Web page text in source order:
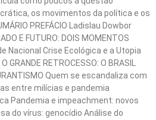
os movimentos da política e os
PREFÁCIO Ladislau Dowbor
E FUTURO: DOIS MOMENTOS
Nacional Crise Ecológica e a Utopia
GRANDE RETROCESSO: O BRASIL
Quem se escandaliza com
entre milícias e pandemia
Pandemia e impeachment: novos
do vírus: genocídio Análise do